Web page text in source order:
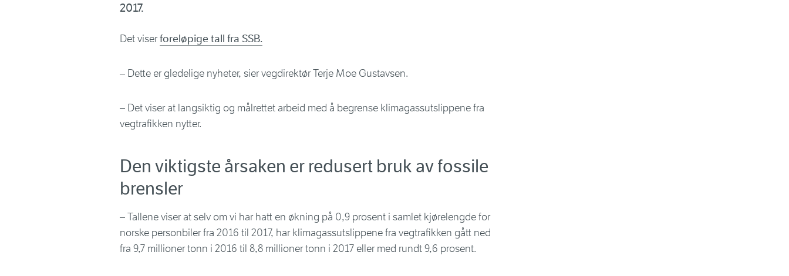
2017.
Det viserforeløpige tall fra SSB.
– Dette er gledelige nyheter, sier vegdirektør Terje Moe Gustavsen.
– Det viser at langsiktig og målrettet arbeid med å begrense klimagassutslippene fra
vegtrafikken nytter.
Den viktigste årsaken er redusert bruk av fossile
brensler
– Tallene viser at selv om vi har hatt en økning på 0,9 prosent i samlet kjørelengde for
norske personbiler fra 2016 til 2017, har klimagassutslippene fra vegtrafikken gått ned
fra 9,7 millioner tonn i 2016 til 8,8 millioner tonn i 2017 eller med rundt 9,6 prosent.